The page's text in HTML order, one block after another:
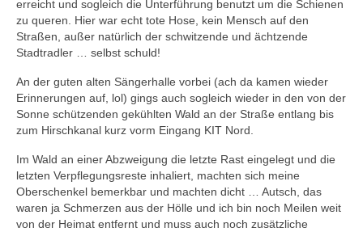
erreicht und sogleich die Unterführung benutzt um die Schienen
zu queren. Hier war echt tote Hose, kein Mensch auf den
Straßen, außer natürlich der schwitzende und ächtzende
Stadtradler … selbst schuld!
An der guten alten Sängerhalle vorbei (ach da kamen wieder
Erinnerungen auf, lol) gings auch sogleich wieder in den von der
Sonne schützenden gekühlten Wald an der Straße entlang bis
zum Hirschkanal kurz vorm Eingang KIT Nord.
Im Wald an einer Abzweigung die letzte Rast eingelegt und die
letzten Verpflegungsreste inhaliert, machten sich meine
Oberschenkel bemerkbar und machten dicht … Autsch, das
waren ja Schmerzen aus der Hölle und ich bin noch Meilen weit
von der Heimat entfernt und muss auch noch zusätzliche